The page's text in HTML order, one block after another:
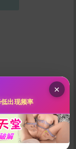
×
出现频率